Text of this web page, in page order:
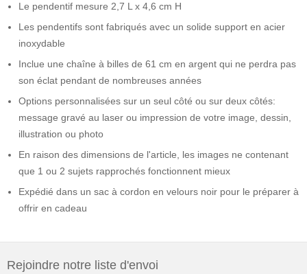
Le pendentif mesure 2,7 L x 4,6 cm H
Les pendentifs sont fabriqués avec un solide support en acier
inoxydable
Inclue une chaîne à billes de 61 cm en argent qui ne perdra pas
son éclat pendant de nombreuses années
Options personnalisées sur un seul côté ou sur deux côtés:
message gravé au laser ou impression de votre image, dessin,
illustration ou photo
En raison des dimensions de l'article, les images ne contenant
que 1 ou 2 sujets rapprochés fonctionnent mieux
Expédié dans un sac à cordon en velours noir pour le préparer à
offrir en cadeau
Rejoindre notre liste d'envoi